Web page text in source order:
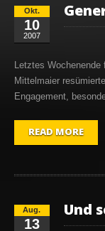
Okt.
10
2007
Letztes
Mittelmaier
Engagement,
READ MORE
Aug.
13
Und